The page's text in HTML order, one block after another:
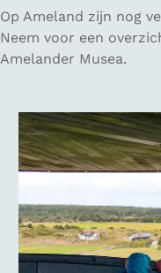
Op Ameland zijn nog
Neem voor een
Amelander Musea.